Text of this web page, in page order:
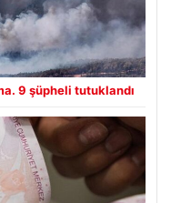
9 şüpheli tutuklandı